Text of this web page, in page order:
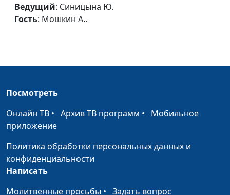
Закон Божий
Защита от смерти
Синицына Ю.,
Спасение без Бога
Синицына Ю.,
Бремя греха
Ведущий: Синицына Ю.
Гость: Мошкин А..
Посмотреть
Онлайн ТВ • Архив ТВ программ • Мобильное
приложение
Политика обработки персональных данных и
конфиденциальности
Написать
Молитвенные просьбы • Задать вопрос